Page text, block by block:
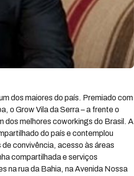
dos maiores do país. Premiado com
o Grow Vila da Serra – a frente o
dos melhores coworkings do Brasil. A
do país e contemplou
convivência, acesso às áreas
compartilhada e serviços
na rua da Bahia, na Avenida Nossa